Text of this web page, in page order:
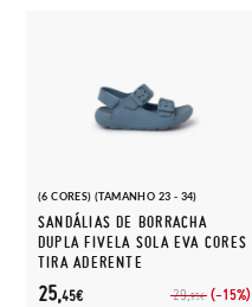
(6 CORES) (TAMANHO 23 - 34)
SANDÁLIAS DE BORRACHA
DUPLA FIVELA SOLA EVA CORES
TIRA ADERENTE
29,95€ (-15%)
25,45€